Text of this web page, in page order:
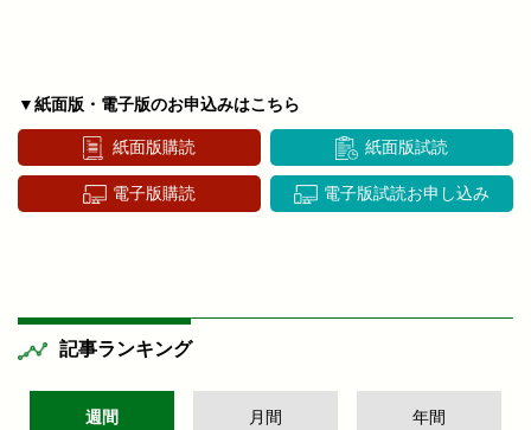
▼紙面版・電子版のお申込みはこちら
紙面版購読 紙面版試読
電子版購読 電子版試読お申し込み
記事ランキング
週間 月間 年間